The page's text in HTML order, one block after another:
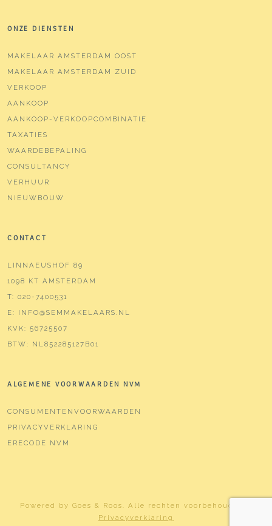
ONZE DIENSTEN
MAKELAAR AMSTERDAM OOST
MAKELAAR AMSTERDAM ZUID
VERKOOP
AANKOOP
AANKOOP-VERKOOPCOMBINATIE
TAXATIES
WAARDEBEPALING
CONSULTANCY
VERHUUR
NIEUWBOUW
CONTACT
LINNAEUSHOF 89
1098 KT AMSTERDAM
T: 020-7400531
E: INFO@SEMMAKELAARS.NL
KVK: 56725507
BTW: NL852285127B01
ALGEMENE VOORWAARDEN NVM
CONSUMENTENVOORWAARDEN
PRIVACYVERKLARING
ERECODE NVM
Powered by Goes & Roos. Alle rechten voorbehouden
Privacyverklaring